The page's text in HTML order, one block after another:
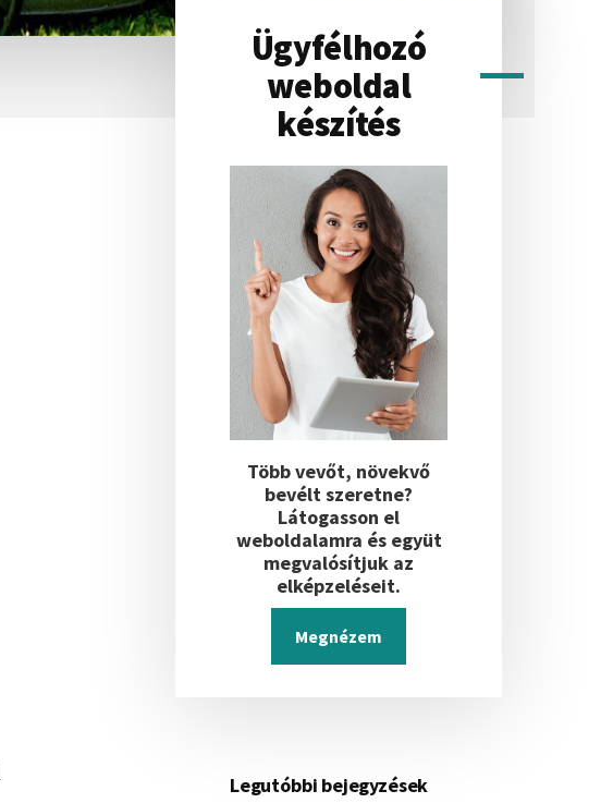
Elsődleges
oldalsáv
Ügyfélhozó
weboldal
készítés
Több vevőt, növekvő
bevélt szeretne?
Látogasson el
weboldalamra és együt
megvalósítjuk az
elképzeléseit.
Megnézem
Legutóbbi bejegyzések